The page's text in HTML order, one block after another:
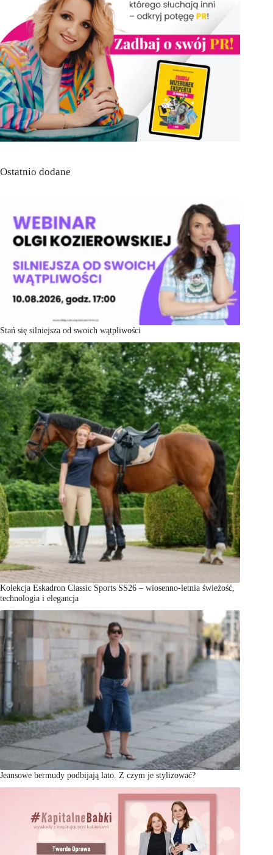
Ostatnio dodane
Stań się silniejsza od swoich wątpliwości
Kolekcja Eskadron Classic Sports SS26 – wiosenno-letnia świeżość,
technologia i elegancja
Jeansowe bermudy podbijają lato. Z czym je stylizować?